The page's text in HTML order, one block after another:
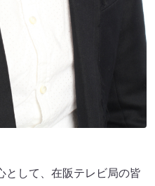
として、在阪テレビ局の皆